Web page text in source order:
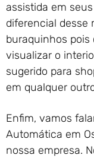
assistida em
diferencial desse
buraquinhos pois
visualizar o
sugerido para
em qualquer
Enfim, vamos
Automática em
nossa empresa.